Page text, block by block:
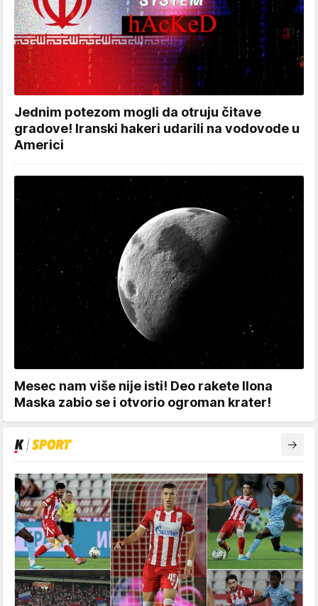
Jednim potezom mogli da otruju čitave
gradove! Iranski hakeri udarili na vodovode u
Americi
Mesec nam više nije isti! Deo rakete Ilona
Maska zabio se i otvorio ogroman krater!